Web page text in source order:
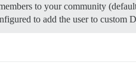
to your community
to add the user to custom